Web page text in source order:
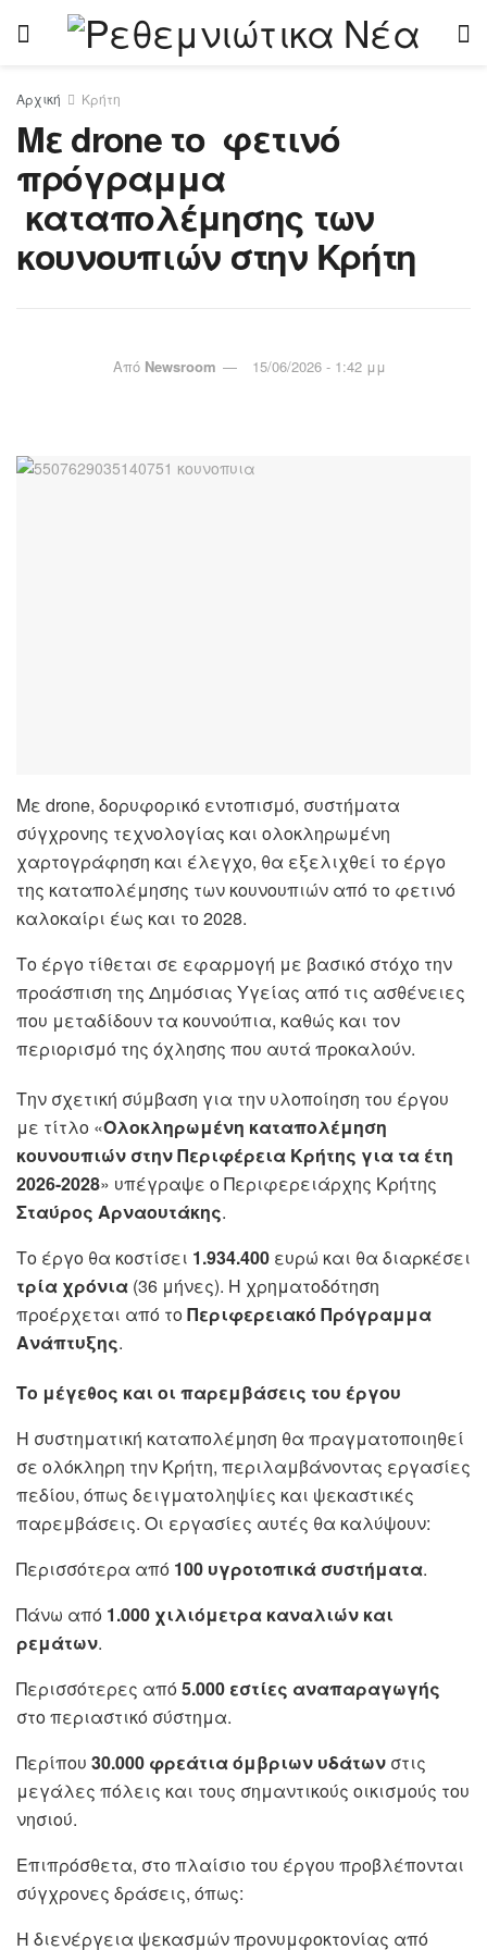
Αρχική Κρήτη
Με drone το φετινό
πρόγραμμα
καταπολέμησης των
κουνουπιών στην Κρήτη
Από Newsroom 15/06/2026 - 1:42 μμ
Με drone, δορυφορικό εντοπισμό, συστήματα
σύγχρονης τεχνολογίας και ολοκληρωμένη
χαρτογράφηση και έλεγχο, θα εξελιχθεί το έργο
της καταπολέμησης των κουνουπιών από το φετινό
καλοκαίρι έως και το 2028.
Το έργο τίθεται σε εφαρμογή με βασικό στόχο την
προάσπιση της Δημόσιας Υγείας από τις ασθένειες
που μεταδίδουν τα κουνούπια, καθώς και τον
περιορισμό της όχλησης που αυτά προκαλούν.
Την σχετική σύμβαση για την υλοποίηση του έργου
με τίτλο «Ολοκληρωμένη καταπολέμηση
κουνουπιών στην Περιφέρεια Κρήτης για τα έτη
2026-2028» υπέγραψε ο Περιφερειάρχης Κρήτης
Σταύρος Αρναουτάκης.
Το έργο θα κοστίσει 1.934.400 ευρώ και θα διαρκέσει
τρία χρόνια (36 μήνες). Η χρηματοδότηση
προέρχεται από τοΠεριφερειακό Πρόγραμμα
Ανάπτυξης.
Το μέγεθος και οι παρεμβάσεις του έργου
Η συστηματική καταπολέμηση θα πραγματοποιηθεί
σε ολόκληρη την Κρήτη, περιλαμβάνοντας εργασίες
πεδίου, όπως δειγματοληψίες και ψεκαστικές
παρεμβάσεις. Οι εργασίες αυτές θα καλύψουν:
Περισσότερα από 100 υγροτοπικά συστήματα.
Πάνω από 1.000 χιλιόμετρα καναλιών και
ρεμάτων.
Περισσότερες από5.000 εστίες αναπαραγωγής
στο περιαστικό σύστημα.
Περίπου 30.000 φρεάτια όμβριων υδάτων στις
μεγάλες πόλεις και τους σημαντικούς οικισμούς του
νησιού.
Επιπρόσθετα, στο πλαίσιο του έργου προβλέπονται
σύγχρονες δράσεις, όπως:
Η διενέργεια ψεκασμών προνυμφοκτονίας από